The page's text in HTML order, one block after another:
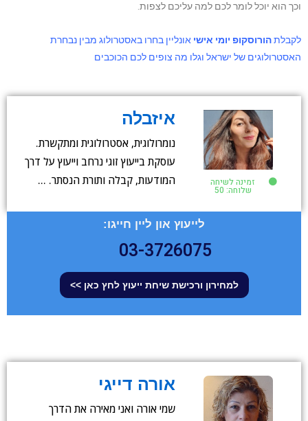
וכך הוא יוכל לומר לכם למה עליכם לצפות.
לקבלתהורוסקופ יומי אישי אונליין בחרו באסטרולוג מבין נבחרת
האסטרולוגים של ישראל וגלו מה צופים לכם הכוכבים
זמינה לשיחה
שלוחה: 50
איזבלה
נומרולוגית, אסטרולוגית ומתקשרת.
עוסקת בייעוץ זוגי נרחב וייעוץ על דרך
המודעות, קבלה ותורת הנסתר. …
לייעוץ און ליין חייגו:
03-3726075
למחירון ורכישת שיחת ייעוץ לחץ כאן >>
אורה דייגי
שמי אורה ואני מאירה את הדרך